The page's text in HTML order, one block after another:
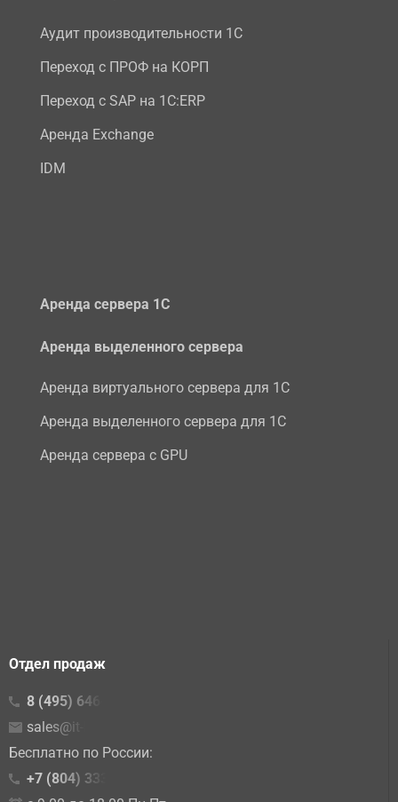
Аудит производительности 1С
Переход с ПРОФ на КОРП
Переход с SAP на 1С:ERP
Аренда Exchange
IDM
Аренда сервера 1С
Аренда выделенного сервера
Аренда виртуального сервера для 1С
Аренда выделенного сервера для 1С
Аренда сервера с GPU
Отдел продаж
8 (495) 646-23-16
sales@it-lite.ru
Бесплатно по России:
+7 (804) 333 02 15